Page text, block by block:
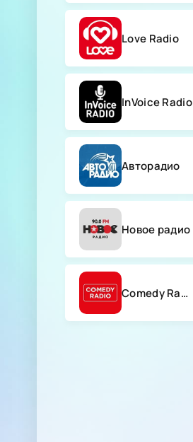
Love Radio
InVoice Radio
Авторадио
Новое радио
Comedy Radio